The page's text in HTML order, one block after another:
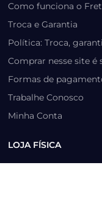
Como funciona o
Troca e Garantia
Política: Troca,
Comprar nesse site é
Formas de
Trabalhe Conosco
Minha Conta
LOJA FÍSICA